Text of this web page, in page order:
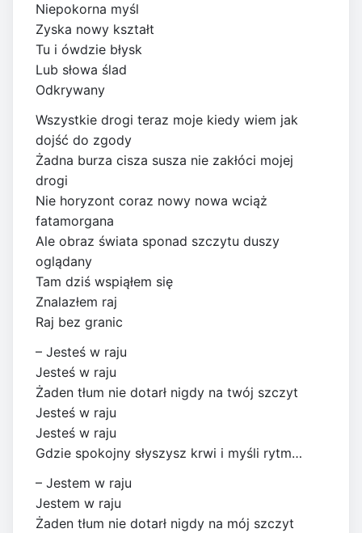
Niepokorna myśl
Zyska nowy kształt
Tu i ówdzie błysk
Lub słowa ślad
Odkrywany
Wszystkie drogi teraz moje kiedy wiem jak
dojść do zgody
Żadna burza cisza susza nie zakłóci mojej
drogi
Nie horyzont coraz nowy nowa wciąż
fatamorgana
Ale obraz świata sponad szczytu duszy
oglądany
Tam dziś wspiąłem się
Znalazłem raj
Raj bez granic
– Jesteś w raju
Jesteś w raju
Żaden tłum nie dotarł nigdy na twój szczyt
Jesteś w raju
Jesteś w raju
Gdzie spokojny słyszysz krwi i myśli rytm…
– Jestem w raju
Jestem w raju
Żaden tłum nie dotarł nigdy na mój szczyt